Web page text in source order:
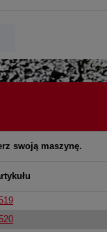
swoją maszynę.